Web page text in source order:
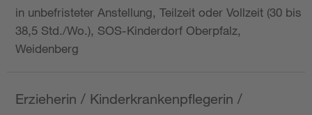
in unbefristeter Anstellung, Teilzeit oder Vollzeit (30 bis
38,5 Std./Wo.), SOS-Kinderdorf Oberpfalz,
Weidenberg
Erzieherin / Kinderkrankenpflegerin /